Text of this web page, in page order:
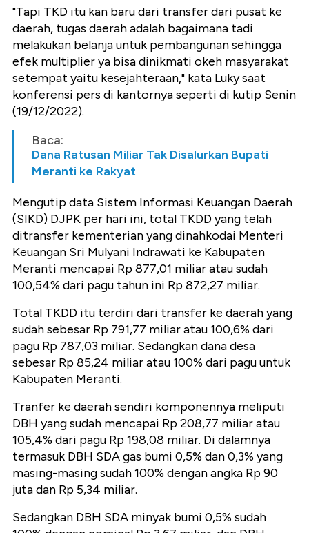
"Tapi TKD itu kan baru dari transfer dari pusat ke
daerah, tugas daerah adalah bagaimana tadi
melakukan belanja untuk pembangunan sehingga
efek multiplier ya bisa dinikmati okeh masyarakat
setempat yaitu kesejahteraan," kata Luky saat
konferensi pers di kantornya seperti di kutip Senin
(19/12/2022).
Baca:
Dana Ratusan Miliar Tak Disalurkan Bupati
Meranti ke Rakyat
Mengutip data Sistem Informasi Keuangan Daerah
(SIKD) DJPK per hari ini, total TKDD yang telah
ditransfer kementerian yang dinahkodai Menteri
Keuangan Sri Mulyani Indrawati ke Kabupaten
Meranti mencapai Rp 877,01 miliar atau sudah
100,54% dari pagu tahun ini Rp 872,27 miliar.
Total TKDD itu terdiri dari transfer ke daerah yang
sudah sebesar Rp 791,77 miliar atau 100,6% dari
pagu Rp 787,03 miliar. Sedangkan dana desa
sebesar Rp 85,24 miliar atau 100% dari pagu untuk
Kabupaten Meranti.
Tranfer ke daerah sendiri komponennya meliputi
DBH yang sudah mencapai Rp 208,77 miliar atau
105,4% dari pagu Rp 198,08 miliar. Di dalamnya
termasuk DBH SDA gas bumi 0,5% dan 0,3% yang
masing-masing sudah 100% dengan angka Rp 90
juta dan Rp 5,34 miliar.
Sedangkan DBH SDA minyak bumi 0,5% sudah